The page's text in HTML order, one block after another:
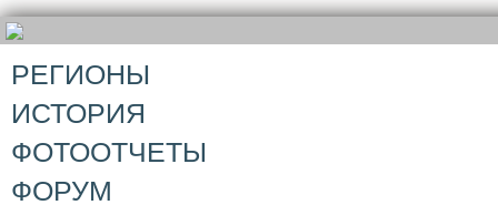
РЕГИОНЫ
ИСТОРИЯ
ФОТООТЧЕТЫ
ФОРУМ